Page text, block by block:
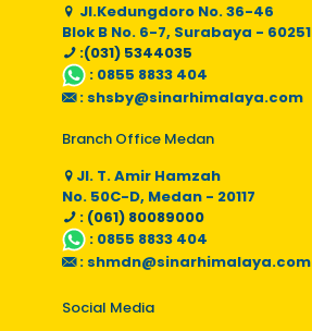
Jl.Kedungdoro No. 36-46
Blok B No. 6-7, Surabaya - 60251
:(031) 5344035
: 0855 8833 404
: shsby@sinarhimalaya.com
Branch Office Medan
Jl. T. Amir Hamzah
No. 50C-D, Medan - 20117
: (061) 80089000
: 0855 8833 404
: shmdn@sinarhimalaya.com
Social Media